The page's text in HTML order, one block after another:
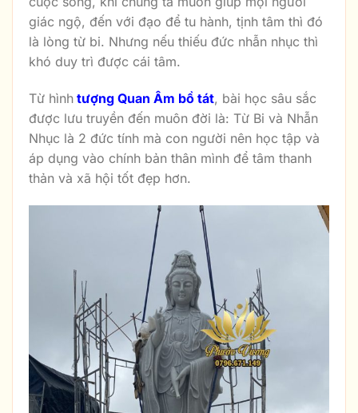
giác ngộ, đến với đạo để tu hành, tịnh tâm thì đó
là lòng từ bi. Nhưng nếu thiếu đức nhẫn nhục thì
khó duy trì được cái tâm.
Từ hình tượng Quan Âm bồ tát, bài học sâu sắc
được lưu truyền đến muôn đời là: Từ Bi và Nhẫn
Nhục là 2 đức tính mà con người nên học tập và
áp dụng vào chính bản thân mình để tâm thanh
thản và xã hội tốt đẹp hơn.